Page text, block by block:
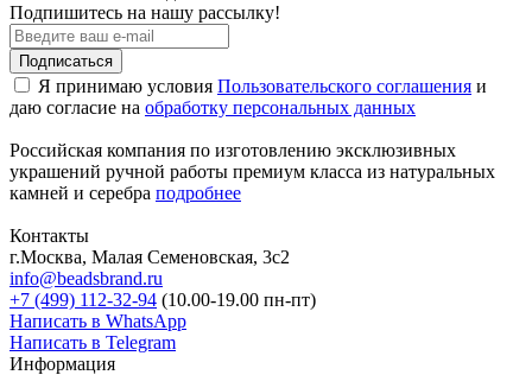
Подпишитесь на нашу рассылку!
Подписаться
Я принимаю условия Пользовательского соглашения и
даю согласие на обработку персональных данных
Российская компания по изготовлению эксклюзивных
украшений ручной работы премиум класса из натуральных
камней и серебра подробнее
Контакты
г.Москва, Малая Семеновская, 3с2
info@beadsbrand.ru
+7 (499) 112-32-94 (10.00-19.00 пн-пт)
Написать в WhatsApp
Написать в Telegram
Информация